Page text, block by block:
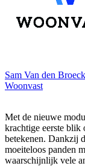
Sam Van den Broeck
Woonvast
Met de nieuwe
krachtige eerste blik
betekenen. Dankzij
moeiteloos panden
waarschijnlijk vele